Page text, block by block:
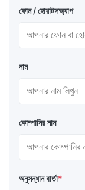
ফোন / হোয়াটসঅ্যাপ
নাম
কোম্পানির নাম
অনুসন্ধান বার্তা*